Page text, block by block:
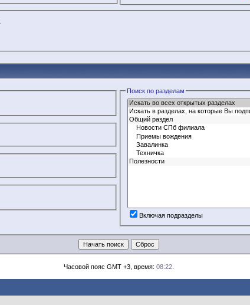
Поиск по разделам
Включая подразделы
Часовой пояс GMT +3, время: 08:22.